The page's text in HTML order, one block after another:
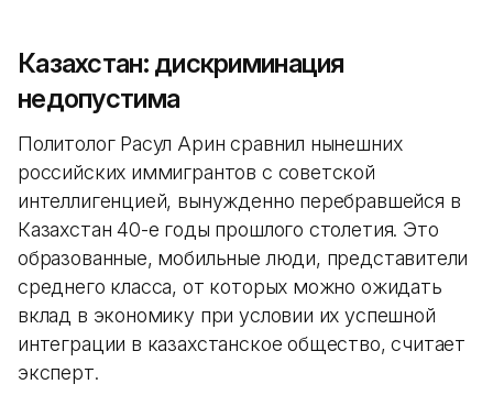
Казахстан: дискриминация
недопустима
Политолог Расул Арин сравнил нынешних
российских иммигрантов с советской
интеллигенцией, вынужденно перебравшейся в
Казахстан 40-е годы прошлого столетия. Это
образованные, мобильные люди, представители
среднего класса, от которых можно ожидать
вклад в экономику при условии их успешной
интеграции в казахстанское общество, считает
эксперт.